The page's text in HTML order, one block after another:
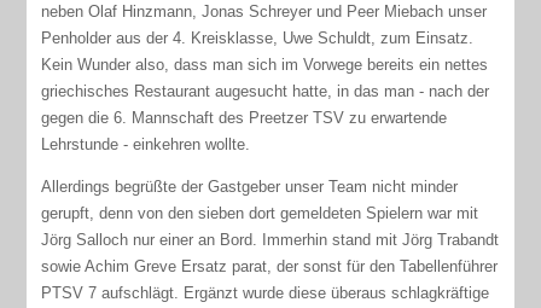
neben Olaf Hinzmann, Jonas Schreyer und Peer Miebach unser
Penholder aus der 4. Kreisklasse, Uwe Schuldt, zum Einsatz.
Kein Wunder also, dass man sich im Vorwege bereits ein nettes
griechisches Restaurant augesucht hatte, in das man - nach der
gegen die 6. Mannschaft des Preetzer TSV zu erwartende
Lehrstunde - einkehren wollte.
Allerdings begrüßte der Gastgeber unser Team nicht minder
gerupft, denn von den sieben dort gemeldeten Spielern war mit
Jörg Salloch nur einer an Bord. Immerhin stand mit Jörg Trabandt
sowie Achim Greve Ersatz parat, der sonst für den Tabellenführer
PTSV 7 aufschlägt. Ergänzt wurde diese überaus schlagkräftige